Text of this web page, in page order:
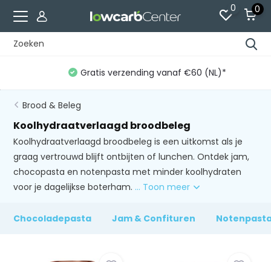
0 0
Gratis verzending vanaf €60 (NL)*
Brood & Beleg
Koolhydraatverlaagd broodbeleg
Koolhydraatverlaagd broodbeleg is een uitkomst als je
graag vertrouwd blijft ontbijten of lunchen. Ontdek jam,
chocopasta en notenpasta met minder koolhydraten
voor je dagelijkse boterham. ... Toon meer
Chocoladepasta Jam & Confituren